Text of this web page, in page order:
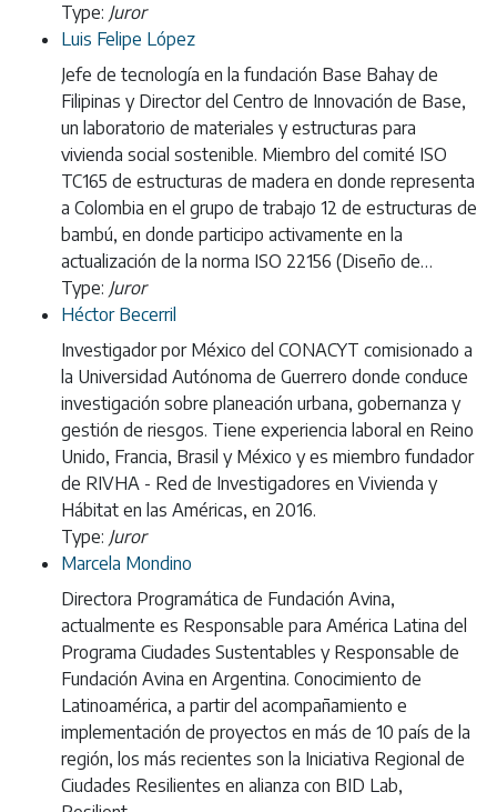
Type: Juror
Luis Felipe López
Jefe de tecnología en la fundación Base Bahay de
Filipinas y Director del Centro de Innovación de Base,
un laboratorio de materiales y estructuras para
vivienda social sostenible. Miembro del comité ISO
TC165 de estructuras de madera en donde representa
a Colombia en el grupo de trabajo 12 de estructuras de
bambú, en donde participo activamente en la
actualización de la norma ISO 22156 (Diseño de…
Type: Juror
Héctor Becerril
Investigador por México del CONACYT comisionado a
la Universidad Autónoma de Guerrero donde conduce
investigación sobre planeación urbana, gobernanza y
gestión de riesgos. Tiene experiencia laboral en Reino
Unido, Francia, Brasil y México y es miembro fundador
de RIVHA - Red de Investigadores en Vivienda y
Hábitat en las Américas, en 2016.
Type: Juror
Marcela Mondino
Directora Programática de Fundación Avina,
actualmente es Responsable para América Latina del
Programa Ciudades Sustentables y Responsable de
Fundación Avina en Argentina. Conocimiento de
Latinoamérica, a partir del acompañamiento e
implementación de proyectos en más de 10 país de la
región, los más recientes son la Iniciativa Regional de
Ciudades Resilientes en alianza con BID Lab,